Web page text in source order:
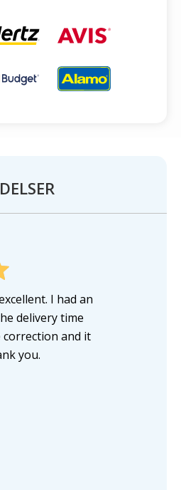
I had an
delivery time
correction and it
you.